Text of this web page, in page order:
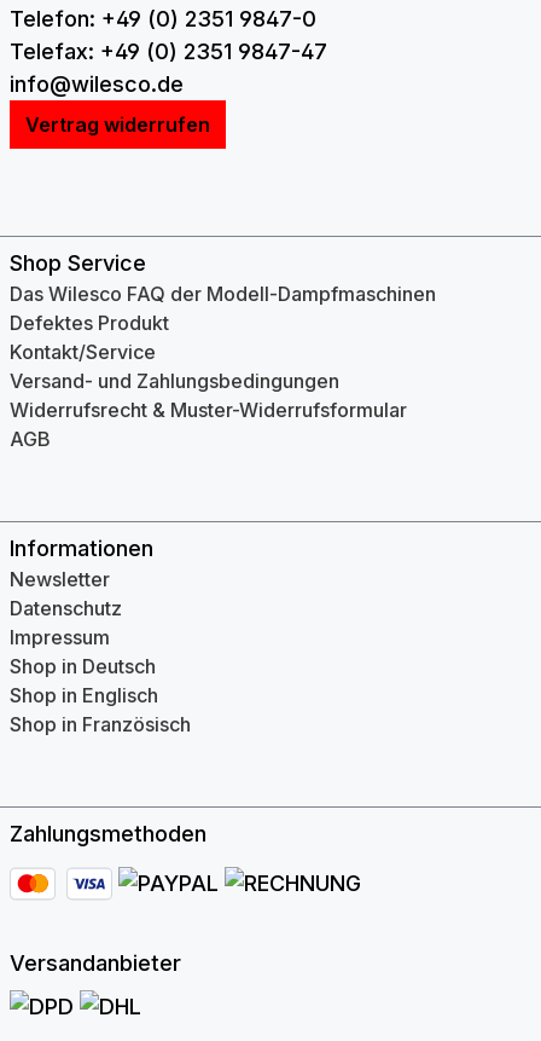
Telefon: +49 (0) 2351 9847-0
Telefax: +49 (0) 2351 9847-47
info@wilesco.de
Vertrag widerrufen
Shop Service
Das Wilesco FAQ der Modell-Dampfmaschinen
Defektes Produkt
Kontakt/Service
Versand- und Zahlungsbedingungen
Widerrufsrecht & Muster-Widerrufsformular
AGB
Informationen
Newsletter
Datenschutz
Impressum
Shop in Deutsch
Shop in Englisch
Shop in Französisch
Zahlungsmethoden
Versandanbieter